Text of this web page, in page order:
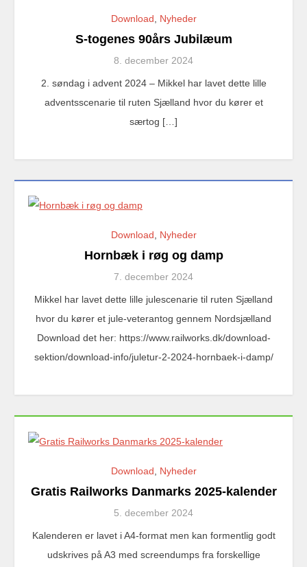
Download Nyheder
S-togenes 90års Jubilæum
8. december 2024
2. søndag i advent 2024 – Mikkel har lavet dette lille
adventsscenarie til ruten Sjælland hvor du kører et
særtog […]
Download, Nyheder
Hornbæk i røg og damp
7. december 2024
Mikkel har lavet dette lille julescenarie til ruten Sjælland
hvor du kører et jule-veterantog gennem Nordsjælland
Download det her: https://www.railworks.dk/download-
sektion/download-info/juletur-2-2024-hornbaek-i-damp/
Download Nyheder
Gratis Railworks Danmarks 2025-kalender
5. december 2024
Kalenderen er lavet i A4-format men kan formentlig godt
udskrives på A3 med screendumps fra forskellige